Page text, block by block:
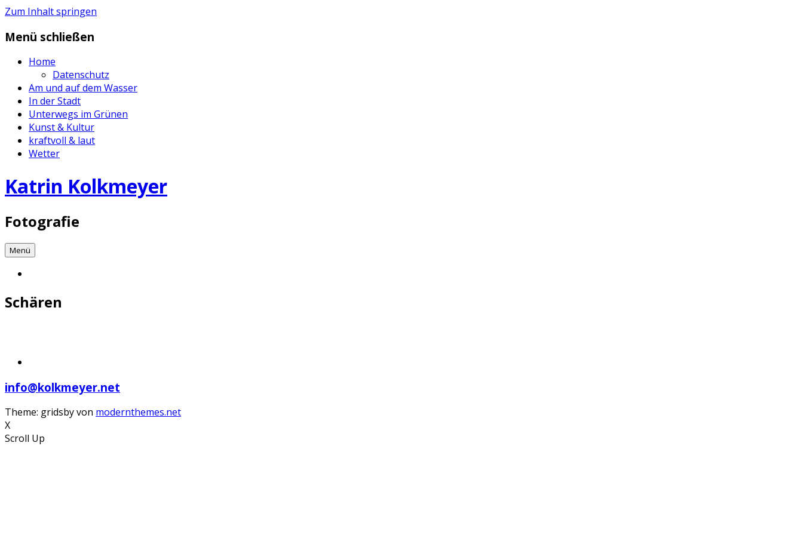
Zum Inhalt springen
Menü schließen
Home
Datenschutz
Am und auf dem Wasser
In der Stadt
Unterwegs im Grünen
Kunst & Kultur
kraftvoll & laut
Wetter
Katrin Kolkmeyer
Fotografie
Menü
Schären
info@kolkmeyer.net
Theme: gridsby von modernthemes.net
X
Scroll Up